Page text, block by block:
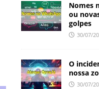
Nomes
ou
golpes
30/07/
O
nossa
30/07/